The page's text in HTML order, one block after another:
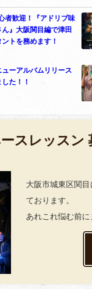
者歓迎！『アドリブ味
』大阪関目編で津田
トを務めます！
ーアルバムリリース
た！！
スレッスン
大阪市城東区関
ております。
あれこれ悩む前に